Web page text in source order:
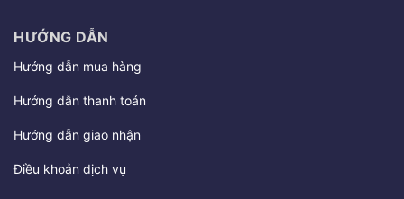
HƯỚNG DẪN
Hướng dẫn mua hàng
Hướng dẫn thanh toán
Hướng dẫn giao nhận
Điều khoản dịch vụ